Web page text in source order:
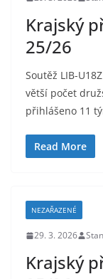
Krajský
25/26
Soutěž LIB-
větší počet
přihlášeno 11
Read More
NEZAŘAZENÉ
29. 3. 2026
Krajský